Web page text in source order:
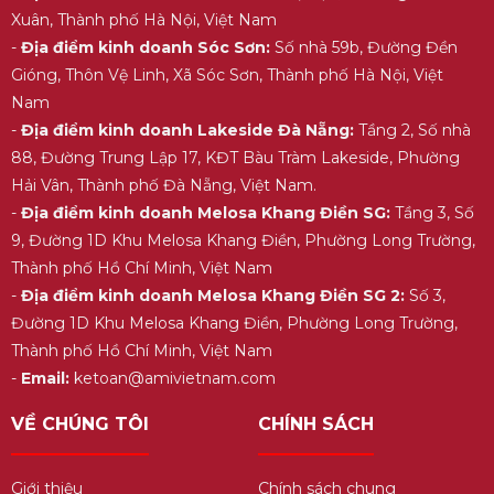
Xuân, Thành phố Hà Nội, Việt Nam
- Địa điểm kinh doanh Sóc Sơn:Số nhà 59b, Đường Đền
Gióng, Thôn Vệ Linh, Xã Sóc Sơn, Thành phố Hà Nội, Việt
Nam
- Địa điểm kinh doanh Lakeside Đà Nẵng:Tầng 2, Số nhà
88, Đường Trung Lập 17, KĐT Bàu Tràm Lakeside, Phường
Hải Vân, Thành phố Đà Nẵng, Việt Nam.
- Địa điểm kinh doanh Melosa Khang Điền SG:Tầng 3, Số
9, Đường 1D Khu Melosa Khang Điền, Phường Long Trường,
Thành phố Hồ Chí Minh, Việt Nam
- Địa điểm kinh doanh Melosa Khang Điền SG 2:Số 3,
Đường 1D Khu Melosa Khang Điền, Phường Long Trường,
Thành phố Hồ Chí Minh, Việt Nam
- Email:ketoan@amivietnam.com
VỀ CHÚNG TÔI
Giới thiệu
CHÍNH SÁCH
Chính sách chung